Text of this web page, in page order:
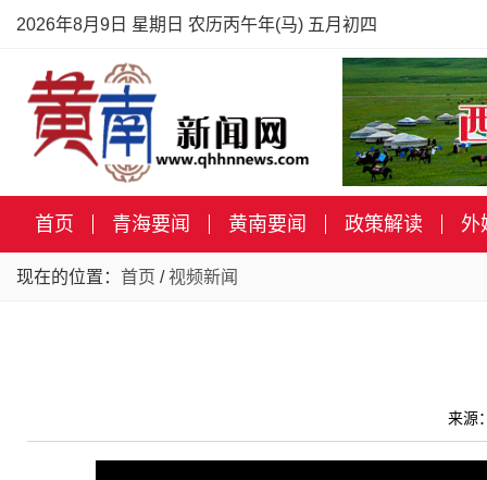
2026年8月9日 星期日 农历丙午年(马) 五月初四
首页 青海要闻 黄南要闻 政策解读 外
现在的位置： 首页 / 视频新闻
来源